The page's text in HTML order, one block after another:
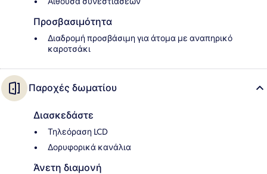
Προσβασιμότητα
Διαδρομή προσβάσιμη για άτομα με αναπηρικό
καροτσάκι
Παροχές δωματίου
Διασκεδάστε
Τηλεόραση LCD
Δορυφορικά κανάλια
Άνετη διαμονή